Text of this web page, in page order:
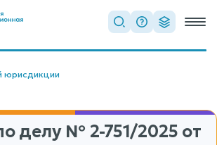
юрисдикции
делу № 2-751/2025 от